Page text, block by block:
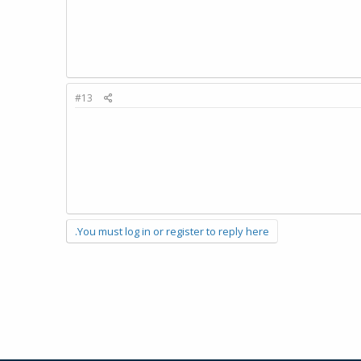
#13
You must log in or register to reply here.